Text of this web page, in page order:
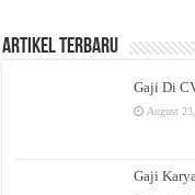
Artikel Terbaru
Gaji Di
August
Gaji